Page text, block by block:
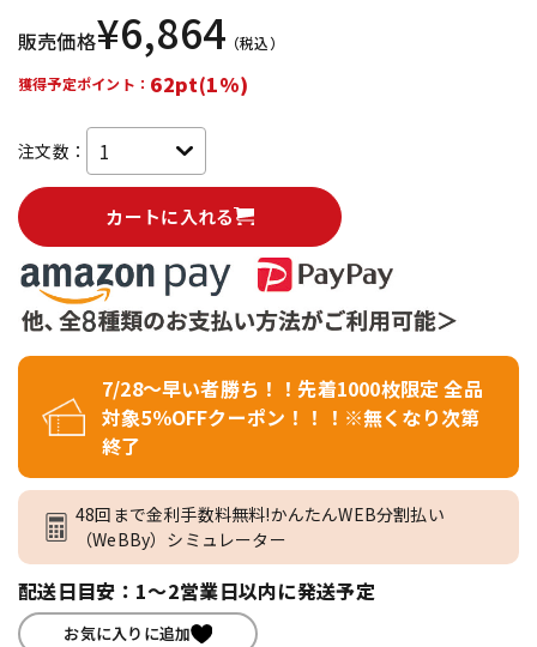
販売価格¥6,864 （税込）
獲得予定ポイント： 62pt(1%)
注文数：
カートに入れる
7/28～早い者勝ち！！先着1000枚限定 全品
対象5％OFFクーポン！！！※無くなり次第
終了
48回まで金利手数料無料!かんたんWEB分割払い
（WeBBy）シミュレーター
配送日目安：1～2営業日以内に発送予定
お気に入りに追加